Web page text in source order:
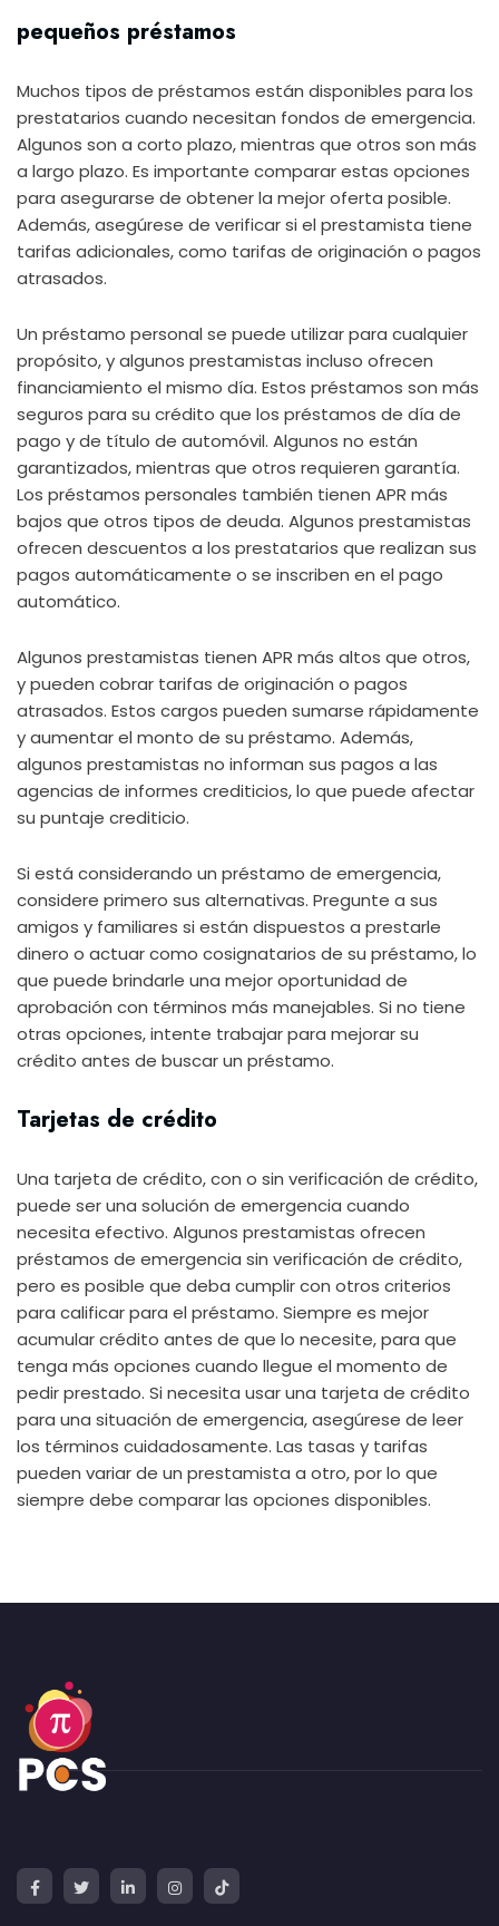
pequeños préstamos
Muchos tipos de préstamos están disponibles para los
prestatarios cuando necesitan fondos de emergencia.
Algunos son a corto plazo, mientras que otros son más
a largo plazo. Es importante comparar estas opciones
para asegurarse de obtener la mejor oferta posible.
Además, asegúrese de verificar si el prestamista tiene
tarifas adicionales, como tarifas de originación o pagos
atrasados.
Un préstamo personal se puede utilizar para cualquier
propósito, y algunos prestamistas incluso ofrecen
financiamiento el mismo día. Estos préstamos son más
seguros para su crédito que los préstamos de día de
pago y de título de automóvil. Algunos no están
garantizados, mientras que otros requieren garantía.
Los préstamos personales también tienen APR más
bajos que otros tipos de deuda. Algunos prestamistas
ofrecen descuentos a los prestatarios que realizan sus
pagos automáticamente o se inscriben en el pago
automático.
Algunos prestamistas tienen APR más altos que otros,
y pueden cobrar tarifas de originación o pagos
atrasados. Estos cargos pueden sumarse rápidamente
y aumentar el monto de su préstamo. Además,
algunos prestamistas no informan sus pagos a las
agencias de informes crediticios, lo que puede afectar
su puntaje crediticio.
Si está considerando un préstamo de emergencia,
considere primero sus alternativas. Pregunte a sus
amigos y familiares si están dispuestos a prestarle
dinero o actuar como cosignatarios de su préstamo, lo
que puede brindarle una mejor oportunidad de
aprobación con términos más manejables. Si no tiene
otras opciones, intente trabajar para mejorar su
crédito antes de buscar un préstamo.
Tarjetas de crédito
Una tarjeta de crédito, con o sin verificación de crédito,
puede ser una solución de emergencia cuando
necesita efectivo. Algunos prestamistas ofrecen
préstamos de emergencia sin verificación de crédito,
pero es posible que deba cumplir con otros criterios
para calificar para el préstamo. Siempre es mejor
acumular crédito antes de que lo necesite, para que
tenga más opciones cuando llegue el momento de
pedir prestado. Si necesita usar una tarjeta de crédito
para una situación de emergencia, asegúrese de leer
los términos cuidadosamente. Las tasas y tarifas
pueden variar de un prestamista a otro, por lo que
siempre debe comparar las opciones disponibles.